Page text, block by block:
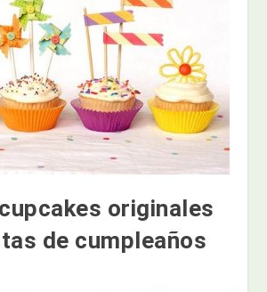
originales
de cumpleaños